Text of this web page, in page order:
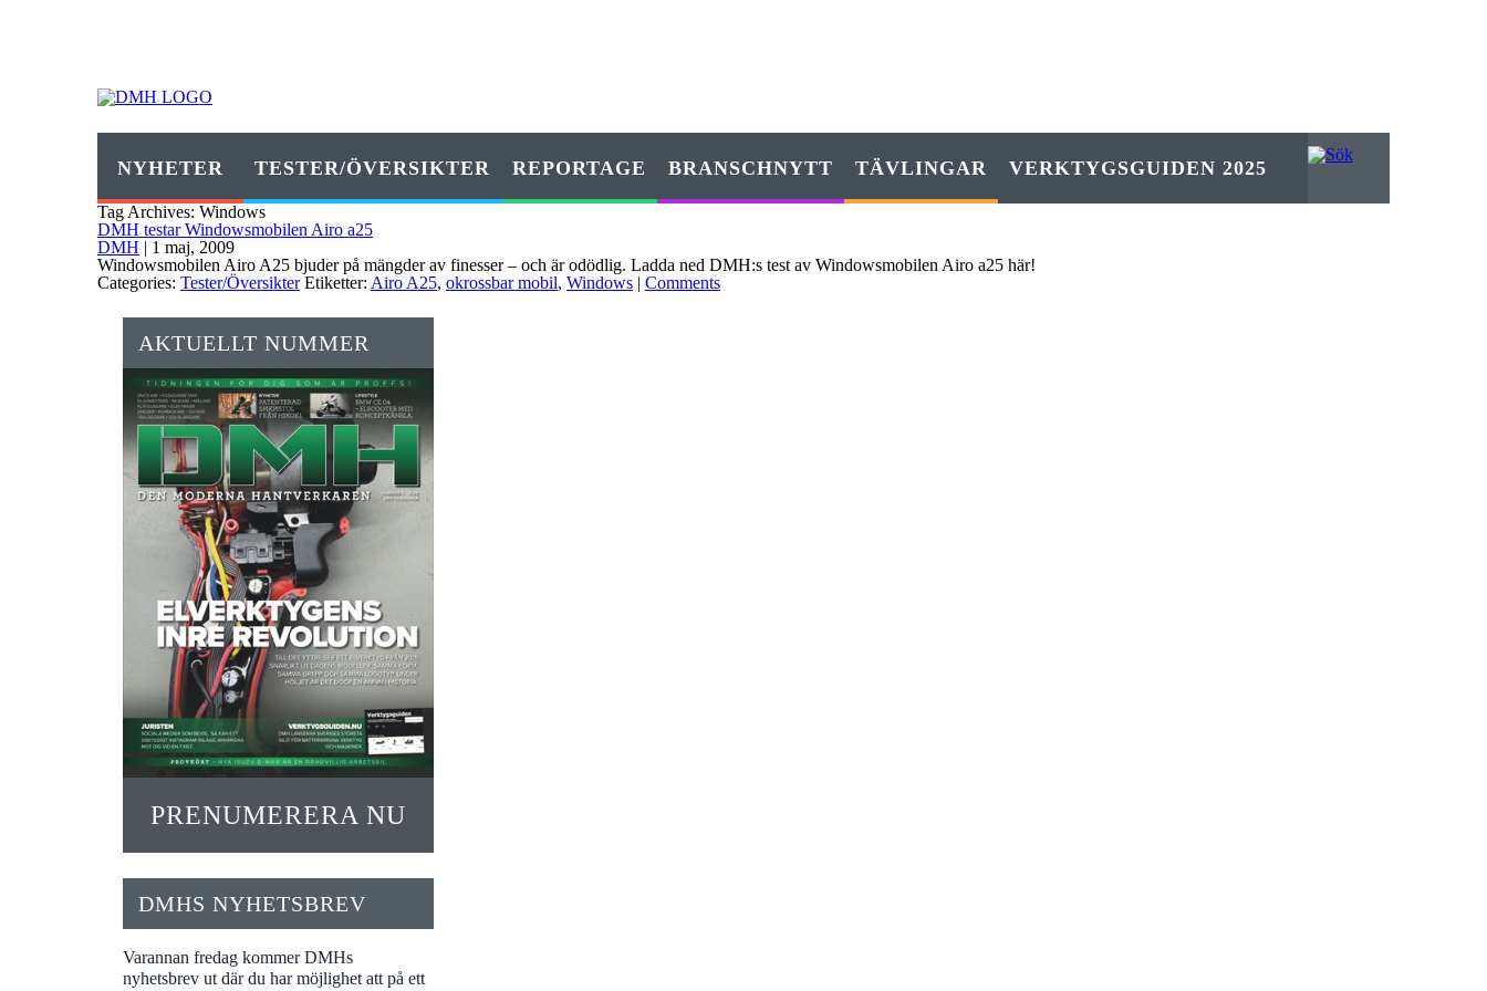
NYHETER TESTER/ÖVERSIKTER REPORTAGE BRANSCHNYTT TÄVLINGAR VERKTYGSGUIDEN 2025
Tag Archives: Windows
DMH testar Windowsmobilen Airo a25
DMH | 1 maj, 2009
Windowsmobilen Airo A25 bjuder på mängder av finesser – och är odödlig. Ladda ned DMH:s test av Windowsmobilen Airo a25 här!
Categories: Tester/Översikter Etiketter: Airo A25, okrossbar mobil, Windows | Comments
AKTUELLT NUMMER
PRENUMERERA NU
DMHS NYHETSBREV
Varannan fredag kommer DMHs
nyhetsbrev ut där du har möjlighet att på ett